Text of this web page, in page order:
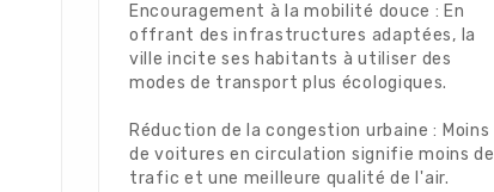
Encouragement à la mobilité douce : En
offrant des infrastructures adaptées, la
ville incite ses habitants à utiliser des
modes de transport plus écologiques.
Réduction de la congestion urbaine : Moins
de voitures en circulation signifie moins de
trafic et une meilleure qualité de l'air.